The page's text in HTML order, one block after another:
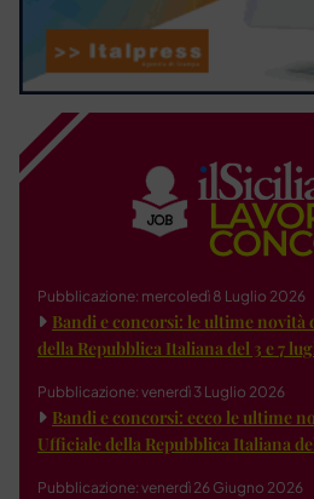
Pubblicazione: mercoledì 8 Luglio 2026
Bandi e concorsi: le ultime novità
della Repubblica Italiana del 3 e 7
Pubblicazione: venerdì 3 Luglio 2026
Bandi e concorsi: ecco le ultime
Ufficiale della Repubblica Italiana
Pubblicazione: venerdì 26 Giugno 2026